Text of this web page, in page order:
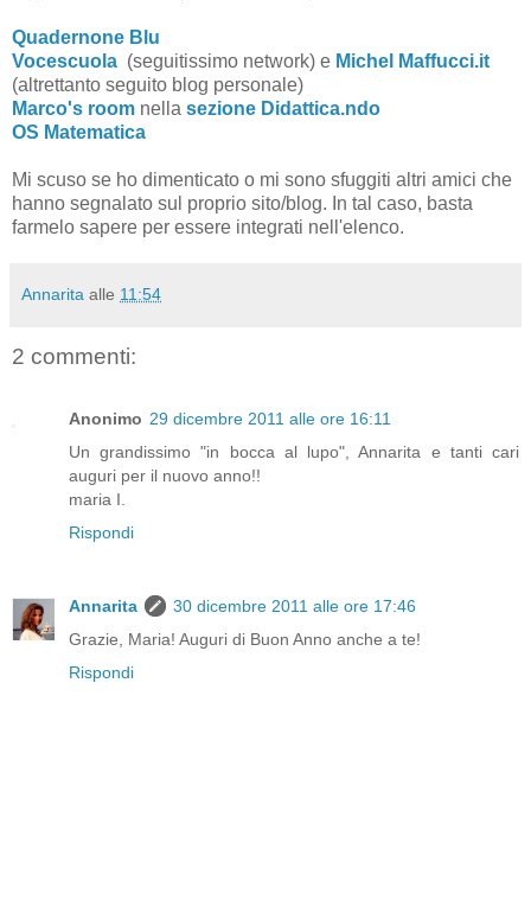
Quadernone Blu
Vocescuola (seguitissimo network) e Michel Maffucci.it
(altrettanto seguito blog personale)
Marco's room nella sezione Didattica.ndo
OS Matematica
Mi scuso se ho dimenticato o mi sono sfuggiti altri amici che
hanno segnalato sul proprio sito/blog. In tal caso, basta
farmelo sapere per essere integrati nell'elenco.
Annarita alle 11:54
2 commenti:
Anonimo 29 dicembre 2011 alle ore 16:11
Un grandissimo "in bocca al lupo", Annarita e tanti cari
auguri per il nuovo anno!!
maria I.
Rispondi
Annarita
30 dicembre 2011 alle ore 17:46
Grazie, Maria! Auguri di Buon Anno anche a te!
Rispondi